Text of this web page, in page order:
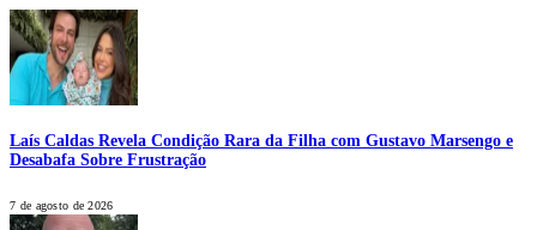
Laís Caldas Revela Condição Rara da Filha com Gustavo Marsengo e
Desabafa Sobre Frustração
7 de agosto de 2026